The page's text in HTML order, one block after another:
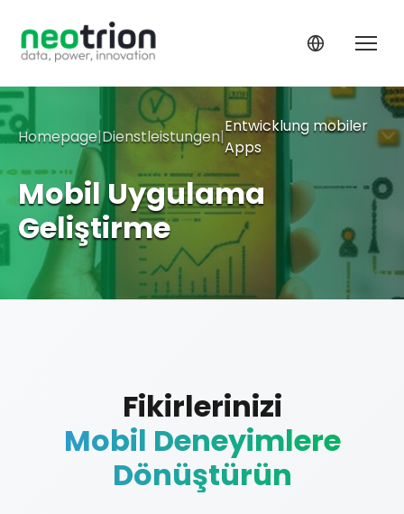
Homepage|Dienstleistungen|
Entwicklung mobiler
Apps
Mobil Uygulama
Geliştirme
Fikirlerinizi
Mobil Deneyimlere
Dönüştürün